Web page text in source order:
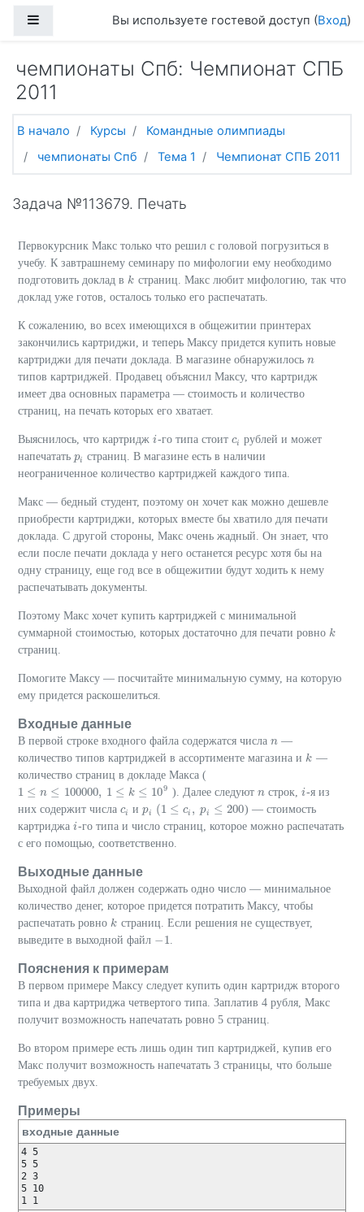
Боковая панельВы используете гостевой доступ (Вход)
чемпионаты Спб: Чемпионат СПБ
2011
В начало Курсы
Командные олимпиады
чемпионаты Спб
Тема 1 Чемпионат СПБ 2011
Задача №113679. Печать
Первокурсник Макс только что решил с головой погрузиться в
учебу. К завтрашнему семинару по мифологии ему необходимо
подготовить доклад в k
k страниц. Макс любит мифологию, так что
доклад уже готов, осталось только его распечатать.
К сожалению, во всех имеющихся в общежитии принтерах
закончились картриджи, и теперь Максу придется купить новые
картриджи для печати доклада. В магазине обнаружилось n
n
типов картриджей. Продавец объяснил Максу, что картридж
имеет два основных параметра — стоимость и количество
страниц, на печать которых его хватает.
Выяснилось, что картридж i
i-го типа стоит ci
ci рублей и может
напечатать pi
pi страниц. В магазине есть в наличии
неограниченное количество картриджей каждого типа.
Макс — бедный студент, поэтому он хочет как можно дешевле
приобрести картриджи, которых вместе бы хватило для печати
доклада. С другой стороны, Макс очень жадный. Он знает, что
если после печати доклада у него останется ресурс хотя бы на
одну страницу, еще год все в общежитии будут ходить к нему
распечатывать документы.
Поэтому Макс хочет купить картриджей с минимальной
суммарной стоимостью, которых достаточно для печати ровно k
k
страниц.
Помогите Максу — посчитайте минимальную сумму, на которую
ему придется раскошелиться.
Входные данные
В первой строке входного файла содержатся числа n
n —
количество типов картриджей в ассортименте магазина и k
k —
количество страниц в докладе Макса (
1 ≤ n ≤ 100000, 1 ≤ k ≤ 109
1 ≤n ≤100 000, 1≤k 109 ). Далее следуют n
n строк,i
i-я из
них содержит числа ci
ci иpi (1 ≤ ci , pi ≤ 200
pi (1≤ci p i ≤200
) — стоимость
картриджа i
i-го типа и число страниц, которое можно распечатать
с его помощью, соответственно.
Выходные данные
Выходной файл должен содержать одно число — минимальное
количество денег, которое придется потратить Максу, чтобы
распечатать ровно k
k страниц. Если решения не существует,
выведите в выходной файл −1
−1 .
Пояснения к примерам
В первом примере Максу следует купить один картридж второго
типа и два картриджа четвертого типа. Заплатив 4 рубля, Макс
получит возможность напечатать ровно 5 страниц.
Во втором примере есть лишь один тип картриджей, купив его
Макс получит возможность напечатать 3 страницы, что больше
требуемых двух.
Примеры
входные данные
4 5
5 5
2 3
5 10
1 1